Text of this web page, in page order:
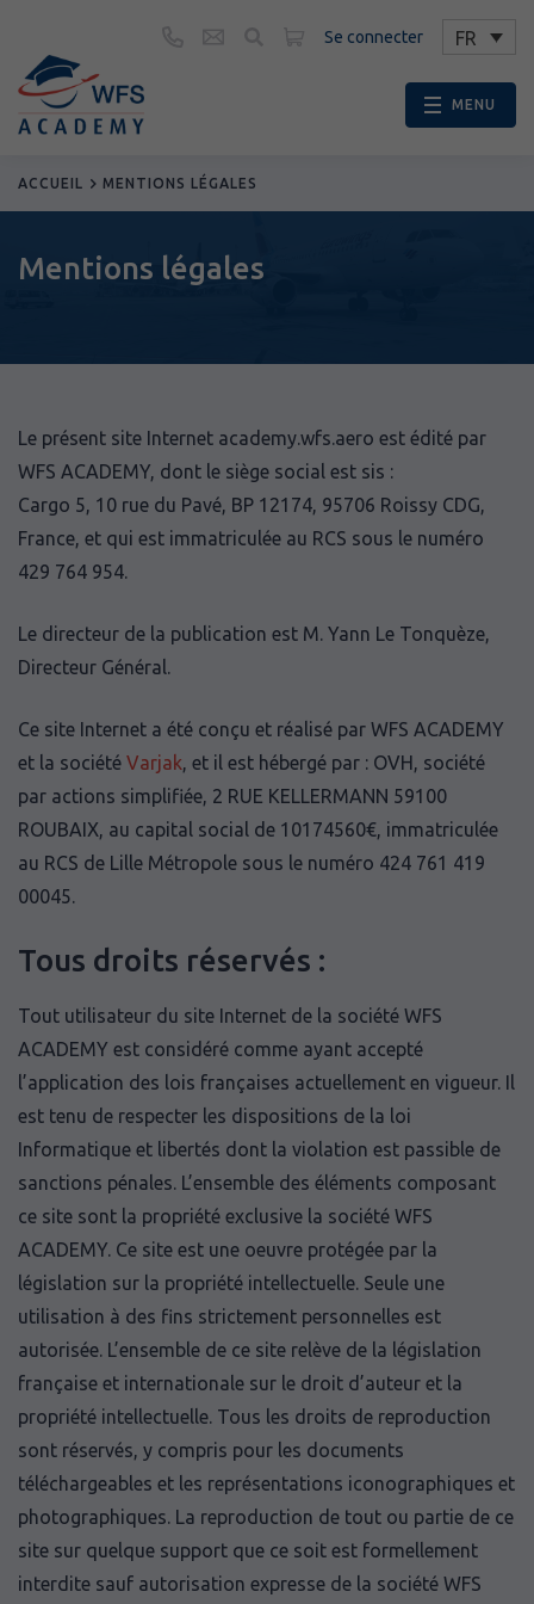
MENU
Se connecter FR
CONFIDENTIALITÉ
Mentions légales
ACCUEIL MENTIONS LÉGALES
Mentions légales
Le présent site Internet academy.wfs.aero est édité par
WFS ACADEMY, dont le siège social est sis :
Cargo 5, 10 rue du Pavé, BP 12174, 95706 Roissy CDG,
France, et qui est immatriculée au RCS sous le numéro
429 764 954.
Le directeur de la publication est M. Yann Le Tonquèze,
Directeur Général.
Ce site Internet a été conçu et réalisé par WFS ACADEMY
et la société Varjak, et il est hébergé par : OVH, société
par actions simplifiée, 2 RUE KELLERMANN 59100
ROUBAIX, au capital social de 10174560€, immatriculée
au RCS de Lille Métropole sous le numéro 424 761 419
00045.
Tous droits réservés :
Tout utilisateur du site Internet de la société WFS
ACADEMY est considéré comme ayant accepté
l’application des lois françaises actuellement en vigueur. Il
est tenu de respecter les dispositions de la loi
Informatique et libertés dont la violation est passible de
sanctions pénales. L’ensemble des éléments composant
ce site sont la propriété exclusive la société WFS
ACADEMY. Ce site est une oeuvre protégée par la
législation sur la propriété intellectuelle. Seule une
utilisation à des fins strictement personnelles est
autorisée. L’ensemble de ce site relève de la législation
française et internationale sur le droit d’auteur et la
propriété intellectuelle. Tous les droits de reproduction
sont réservés, y compris pour les documents
téléchargeables et les représentations iconographiques et
photographiques. La reproduction de tout ou partie de ce
site sur quelque support que ce soit est formellement
interdite sauf autorisation expresse de la société WFS